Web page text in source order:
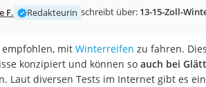
Benzinkanister
Fahrradträger E-
Benzinkanister
F. Redakteurin schreibt über: 13-15-Zoll-
mit Winterreifen zu fahren.
konzipiert und können so auch bei
Laut diversen Tests im Internet gibt es